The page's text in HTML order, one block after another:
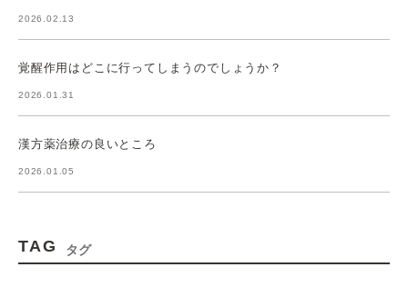
2026.02.13
覚醒作用はどこに行ってしまうのでしょうか？
2026.01.31
漢方薬治療の良いところ
2026.01.05
TAG タグ